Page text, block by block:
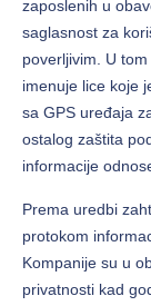
zaposlenih u
saglasnost za
poverljivim. U
imenuje lice koje
sa GPS uređaja
ostalog zaštita
informacije
Prema uredbi
protokom
Kompanije su u
privatnosti kad